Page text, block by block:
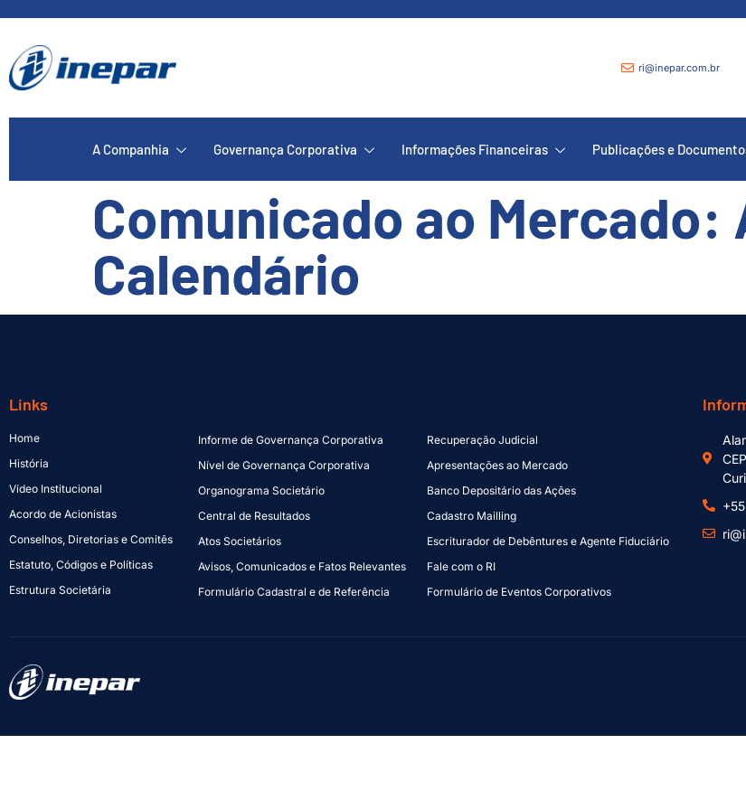
ri@inepar.com.br
A Companhia Governança Corporativa Informações Financeiras Publicações e
Comunicado ao
Calendário
Links
Home
História
Vídeo Institucional
Acordo de Acionistas
Conselhos, Diretorias e Comitês
Estatuto, Códigos e Políticas
Estrutura Societária
Informe de Governança Corporativa
Nível de Governança Corporativa
Organograma Societário
Central de Resultados
Atos Societários
Avisos, Comunicados e Fatos Relevantes
Formulário Cadastral e de Referência
Recuperação Judicial
Apresentações ao Mercado
Banco Depositário das Ações
Cadastro Mailling
Escriturador de Debêntures e Agente Fiduciário
Fale com o RI
Formulário de Eventos Corporativos